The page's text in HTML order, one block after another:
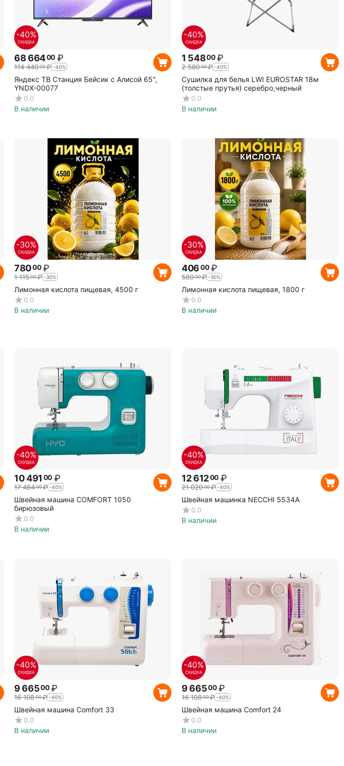
-40%
СКИДКА
68 66400 ₽
114 44000₽ -40%
Яндекс ТВ Станция Бейсик с Алисой 65",
YNDX-00077
0.0
В наличии
-40%
СКИДКА
1 54800 ₽
2 58000₽ -40%
Сушилка для белья LWI EUROSTAR 18м
(толстые прутья) серебро,черный
0.0
В наличии
-30%
СКИДКА
78000 ₽
1 11500₽ -30%
Лимонная кислота пищевая, 4500 г
0.0
В наличии
-30%
СКИДКА
40600 ₽
58000₽ -30%
Лимонная кислота пищевая, 1800 г
0.0
В наличии
-40%
СКИДКА
10 491 00 ₽
17 48400₽ -40%
Швейная машина COMFORT 1050
бирюзовый
0.0
В наличии
-40%
СКИДКА
12 61200 ₽
21 02000₽ -40%
Швейная машинка NECCHI 5534А
0.0
В наличии
-40%
СКИДКА
9 66500 ₽
16 10800₽ -40%
Швейная машина Comfort 33
0.0
В наличии
-40%
СКИДКА
9 66500 ₽
16 10800₽ -40%
Швейная машина Comfort 24
0.0
В наличии